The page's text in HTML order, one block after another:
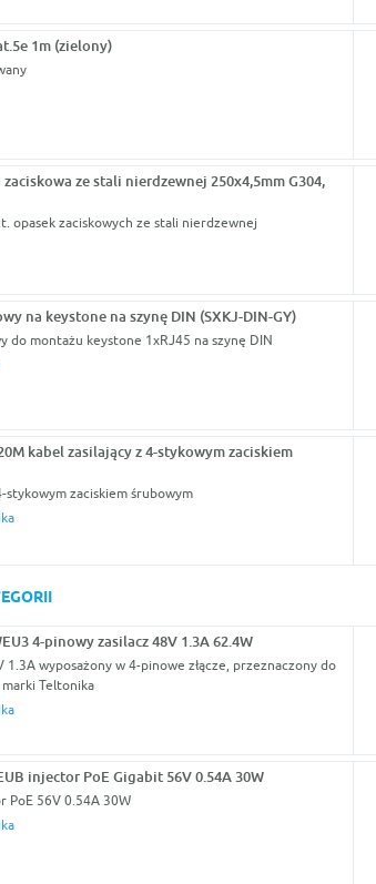
1m (zielony)
ze stali nierdzewnej 250x4,5mm G304,
opasek zaciskowych ze stali nierdzewnej
na keystone na szynę DIN (SXKJ-DIN-GY)
do montażu keystone 1xRJ45 na szynę DIN
kabel zasilający z 4-stykowym zaciskiem
stykowym zaciskiem śrubowym
4-pinowy zasilacz 48V 1.3A 62.4W
1.3A wyposażony w 4-pinowe złącze, przeznaczony do
Teltonika
injector PoE Gigabit 56V 0.54A 30W
PoE 56V 0.54A 30W